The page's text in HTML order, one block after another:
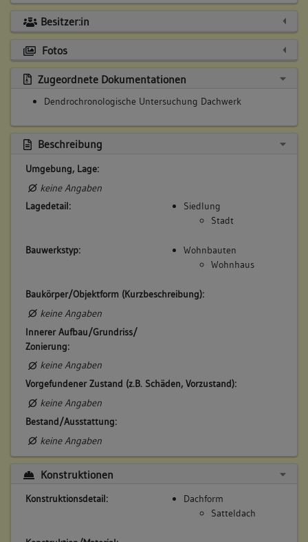
Besitzer:in
Fotos
Zugeordnete Dokumentationen
Dendrochronologische Untersuchung Dachwerk
Beschreibung
Umgebung, Lage:
keine Angaben
Lagedetail:
Siedlung
Stadt
Bauwerkstyp:
Wohnbauten
Wohnhaus
Baukörper/Objektform (Kurzbeschreibung):
keine Angaben
Innerer Aufbau/Grundriss/
Zonierung:
keine Angaben
Vorgefundener Zustand (z.B. Schäden, Vorzustand):
keine Angaben
Bestand/Ausstattung:
keine Angaben
Konstruktionen
Konstruktionsdetail:
Dachform
Satteldach